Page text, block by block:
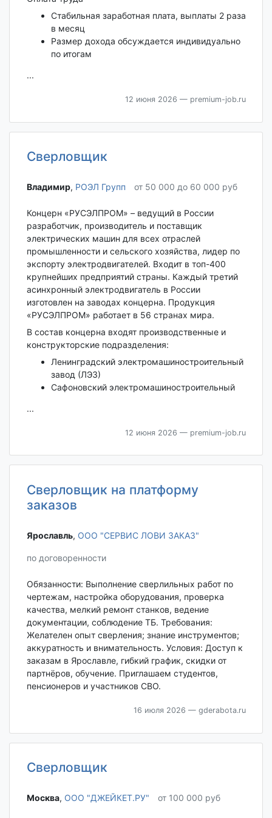
Стабильная заработная плата, выплаты 2 раза
в месяц
Размер дохода обсуждается индивидуально
по итогам
...
12 июня 2026 — premium-job.ru
Сверловщик
Владимир‎, РОЭЛ Групп от 50 000 до 60 000 руб
Концерн «РУСЭЛПРОМ» – ведущий в России
разработчик, производитель и поставщик
электрических машин для всех отраслей
промышленности и сельского хозяйства, лидер по
экспорту электродвигателей. Входит в топ-400
крупнейших предприятий страны. Каждый третий
асинхронный электродвигатель в России
изготовлен на заводах концерна. Продукция
«РУСЭЛПРОМ» работает в 56 странах мира.
В состав концерна входят производственные и
конструкторские подразделения:
Ленинградский электромашиностроительный
завод (ЛЭЗ)
Сафоновский электромашиностроительный
...
12 июня 2026 — premium-job.ru
Сверловщик на платформу
заказов
Ярославль‎, ООО "СЕРВИС ЛОВИ ЗАКАЗ"
по договоренности
Обязанности: Выполнение сверлильных работ по
чертежам, настройка оборудования, проверка
качества, мелкий ремонт станков, ведение
документации, соблюдение ТБ. Требования:
Желателен опыт сверления; знание инструментов;
аккуратность и внимательность. Условия: Доступ к
заказам в Ярославле, гибкий график, скидки от
партнёров, обучение. Приглашаем студентов,
пенсионеров и участников СВО.
16 июля 2026 — gderabota.ru
Сверловщик
Москва‎, ООО "ДЖЕЙКЕТ.РУ" от 100 000 руб